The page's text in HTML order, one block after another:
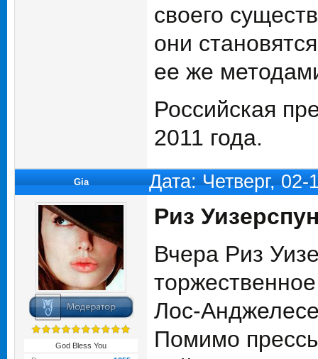
своего
они
ее же
Российская
2011 года.
Gia Дата: Четверг,
God Bless You
Риз
Вчера Риз
Лос-
Помимо